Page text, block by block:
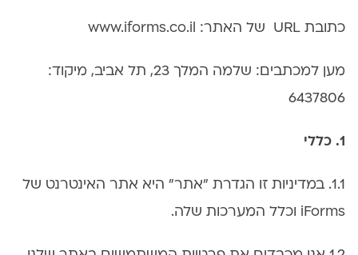
כתובת URL של האתר: www.iforms.co.il
מען למכתבים: שלמה המלך 23, תל אביב, מיקוד:
6437806
1. כללי
1.1. במדיניות זו הגדרת "אתר" היא אתר האינטרנט של
iForms וכלל המערכות שלה.